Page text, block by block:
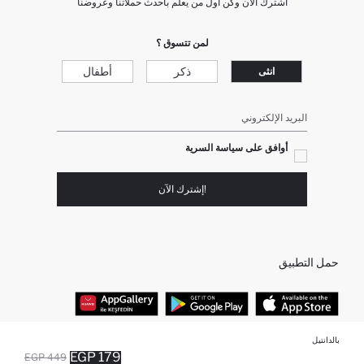
بالدانتيل
449 EGP 179 EGP
لمن تتسوق ؟
انثى ذكر أطفال
البريد الإلكتروني
أوافق على سياسة السرية
!إشترك الآن
حمل التطبيق